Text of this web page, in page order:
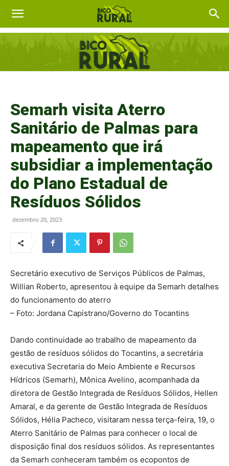
Semarh visita Aterro
Sanitário de Palmas para
mapeamento que irá
subsidiar a implementação
do Plano Estadual de
Resíduos Sólidos
dezembro 20, 2023
Secretário executivo de Serviços Públicos de Palmas,
Willian Roberto, apresentou à equipe da Semarh detalhes
do funcionamento do aterro
– Foto: Jordana Capistrano/Governo do Tocantins
Dando continuidade ao trabalho de mapeamento da
gestão de resíduos sólidos do Tocantins, a secretária
executiva Secretaria do Meio Ambiente e Recursos
Hídricos (Semarh), Mônica Avelino, acompanhada da
diretora de Gestão Integrada de Resíduos Sólidos, Hellen
Amaral, e da gerente de Gestão Integrada de Resíduos
Sólidos, Hélia Pacheco, visitaram nessa terça-feira, 19, o
Aterro Sanitário de Palmas para conhecer o local de
disposição final dos resíduos sólidos. As representantes
da Semarh conheceram também os ecopontos de